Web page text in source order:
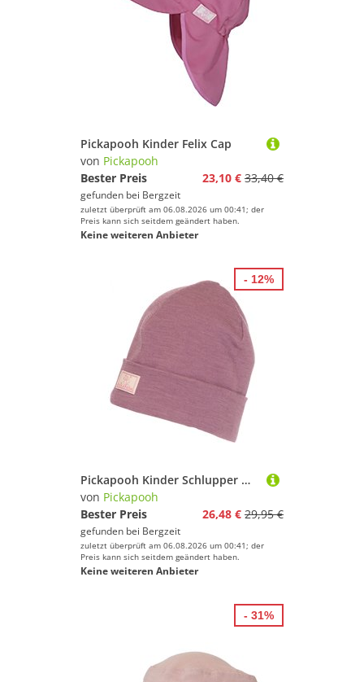
Pickapooh Kinder Felix Cap
von Pickapooh
Bester Preis
23,10 € 33,40 €
gefunden bei Bergzeit
zuletzt überprüft am 06.08.2026 um 00:41; der
Preis kann sich seitdem geändert haben.
Keine weiteren Anbieter
Pickapooh Kinder Schlupper Mütze
von Pickapooh
Bester Preis
26,48 € 29,95 €
gefunden bei Bergzeit
zuletzt überprüft am 06.08.2026 um 00:41; der
Preis kann sich seitdem geändert haben.
Keine weiteren Anbieter
- 12%
- 31%